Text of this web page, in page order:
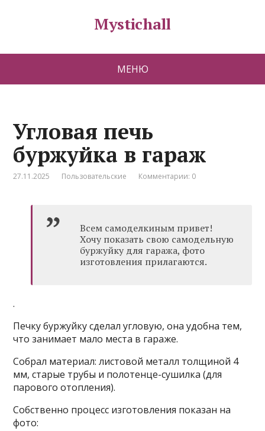
Mystichall
МЕНЮ
Угловая печь
буржуйка в гараж
27.11.2025 Пользовательские Комментарии: 0
Всем самоделкиным привет!
Хочу показать свою самодельную
буржуйку для гаража, фото
изготовления прилагаются.
.
Печку буржуйку сделал угловую, она удобна тем,
что занимает мало места в гараже.
Собрал материал: листовой металл толщиной 4
мм, старые трубы и полотенце-сушилка (для
парового отопления).
Собственно процесс изготовления показан на
фото: